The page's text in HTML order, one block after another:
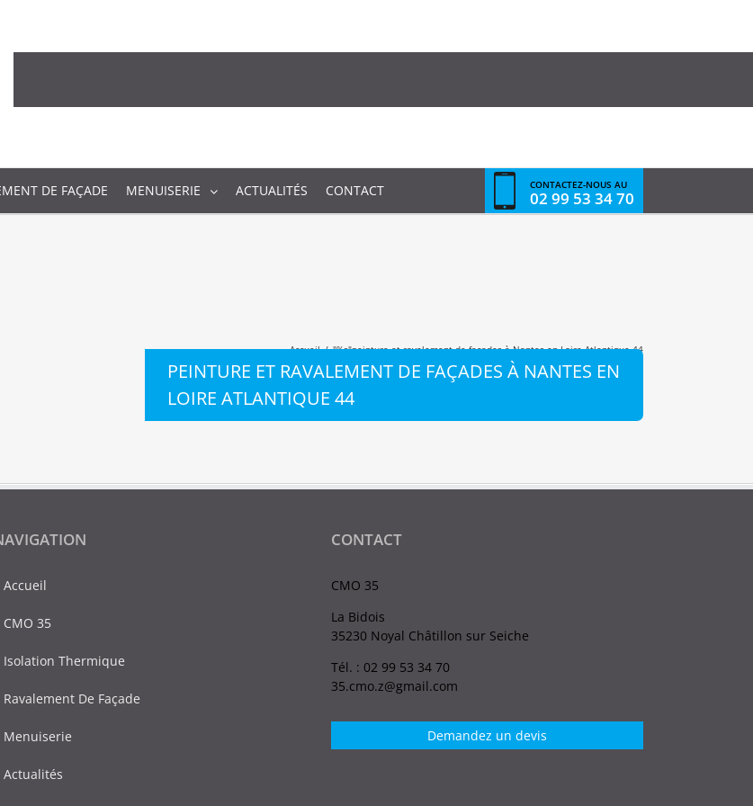
DE FAÇADE MENUISERIE ACTUALITÉS CONTACT CONTACTEZ-NOUS AU
02 99 53 34 70
PEINTURE ET RAVALEMENT DE FAÇADES À NANTES EN
LOIRE ATLANTIQUE 44
Accueil / "%s"peinture et ravalement de façades à Nantes en Loire Atlantique 44
Accueil
CMO 35
Isolation Thermique
Ravalement De Façade
Menuiserie
Actualités
CONTACT
CMO 35
La Bidois
35230 Noyal Châtillon sur Seiche
Tél. : 02 99 53 34 70
35.cmo.z@gmail.com
Demandez un devis